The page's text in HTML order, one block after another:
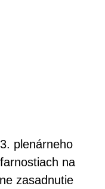
plenárneho
na
zasadnutie